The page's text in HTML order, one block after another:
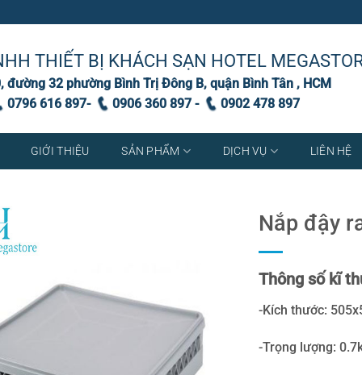
THIẾT BỊ KHÁCH SẠN HOTEL
đường 32 phường Bình Trị Đông B, quận Bình Tân , HCM
0796 616 897-
0906 360 897 - 0902 478 897
GIỚI THIỆU SẢN PHẨM DỊCH VỤ LIÊN HỆ
Nắp đậy
Thông số kĩ
-Kích thước:
-Trọng lượng: